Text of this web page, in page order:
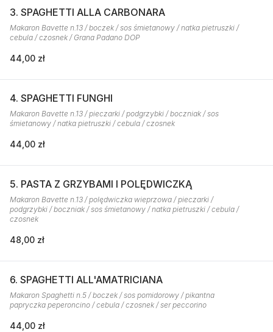
3. SPAGHETTI ALLA CARBONARA
Makaron Bavette n.13 / boczek / sos śmietanowy / natka pietruszki /
cebula / czosnek / Grana Padano DOP
44,00 zł
4. SPAGHETTI FUNGHI
Makaron Bavette n.13 / pieczarki / podgrzybki / boczniak / sos
śmietanowy / natka pietruszki / cebula / czosnek
44,00 zł
5. PASTA Z GRZYBAMI I POLĘDWICZKĄ
Makaron Bavette n.13 / polędwiczka wieprzowa / pieczarki /
podgrzybki / boczniak / sos śmietanowy / natka pietruszki / cebula /
czosnek
48,00 zł
6. SPAGHETTI ALL'AMATRICIANA
Makaron Spaghetti n.5 / boczek / sos pomidorowy / pikantna
papryczka peperoncino / cebula / czosnek / ser peccorino
44,00 zł